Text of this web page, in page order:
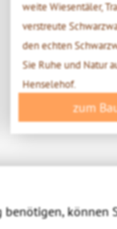
weite Wiesentäler,
verstreute
den echten
Sie Ruhe und Natur
Henselehof.
zum
benötigen, können